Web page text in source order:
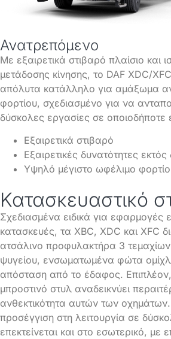
Ανατρεπόμενο
Με εξαιρετικά στιβαρό πλαίσιο και
μετάδοσης κίνησης, το DAF XDC/
απόλυτα κατάλληλο για αμάξωμα
φορτίου, σχεδιασμένο για να
δύσκολες εργασίες σε οποιοδήποτε
Εξαιρετικά στιβαρό
Εξαιρετικές δυνατότητες
Υψηλό μέγιστο ωφέλιμο φορτίο
Κατασκευαστικό
Σχεδιασμένα ειδικά για εφαρμογές
κατασκευές, τα XBC, XDC και XFC
ατσάλινο προφυλακτήρα 3
ψυγείου, ενσωματωμένα φώτα
απόσταση από το έδαφος.
μπροστινό στυλ αναδεικνύει
ανθεκτικότητα αυτών των
προσέγγιση στη λειτουργία σε
επεκτείνεται και στο εσωτερικό, με